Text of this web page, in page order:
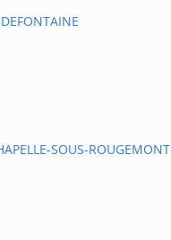
SOUS-ROUGEMONT